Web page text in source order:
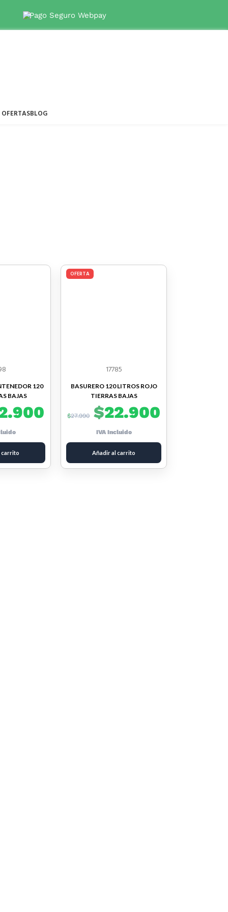
9 7945 4768Pago Seguro Webpay
OFERTASBLOG
120
BAJAS
carrito
OFERTA
17785
BASURERO 120 LITROS ROJO
TIERRAS BAJAS
$27.990 $22.900
IVA Incluido
Añadir al carrito